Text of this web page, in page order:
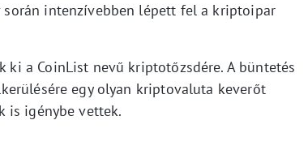
során intenzívebben lépett fel a kriptoipar
a CoinList nevű kriptotőzsdére. A büntetés
egy olyan kriptovaluta keverőt
is igénybe vettek.